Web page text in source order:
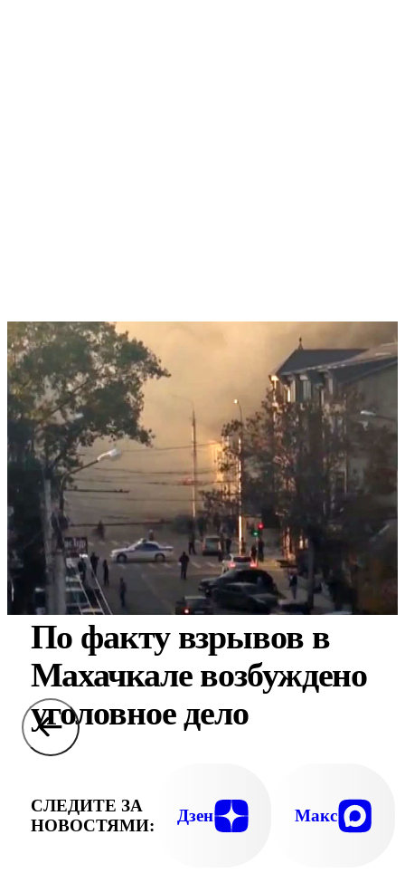
По факту взрывов в
Махачкале возбуждено
уголовное дело
СЛЕДИТЕ ЗА
НОВОСТЯМИ:
Дзен Макс